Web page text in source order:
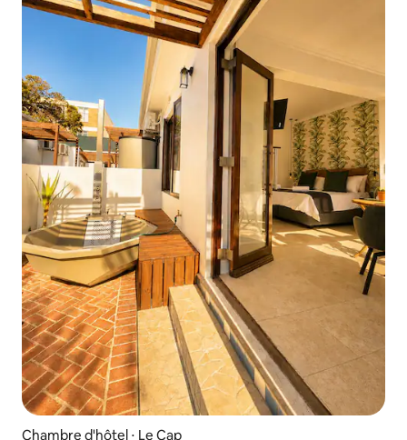
Chambre d'hôtel ⋅ Le Cap